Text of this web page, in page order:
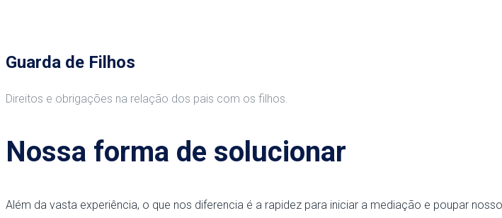
Guarda de Filhos
Direitos e obrigações na relação dos pais com os filhos.
Nossa forma de solucionar
Além da vasta experiência, o que nos diferencia é a rapidez para iniciar a mediação e poupar